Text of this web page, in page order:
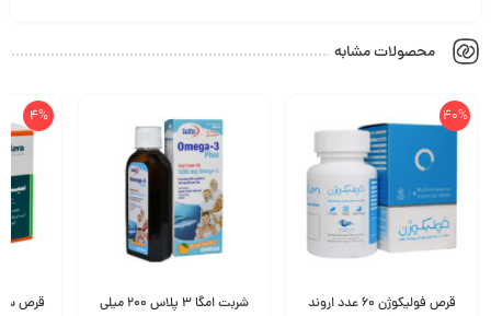
محصولات مشابه
شربت امگا 3 پلاس 200 میلی
قرص سیستون هیمالیا 60 عدد
15%
کرم